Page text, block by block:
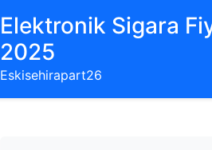
Elektronik Sigara
2025
Eskisehirapart26